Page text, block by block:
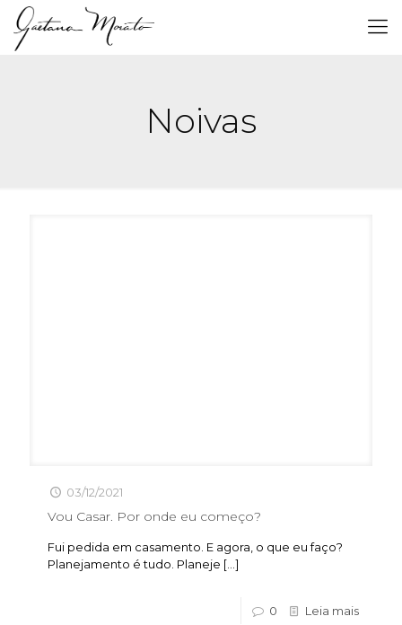
Noivas
03/12/2021
Vou Casar. Por onde eu começo?
Fui pedida em casamento. E agora, o que eu faço?
Planejamento é tudo. Planeje […]
0 Leia mais